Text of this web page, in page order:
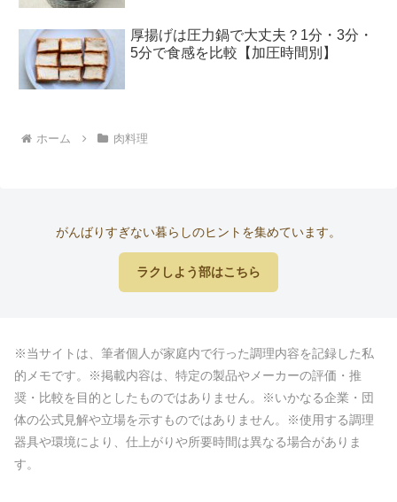
厚揚げは圧力鍋で大丈夫？1分・3分・
5分で食感を比較【加圧時間別】
ホーム 肉料理
がんばりすぎない暮らしのヒントを集めています。
ラクしよう部はこちら
※当サイトは、筆者個人が家庭内で行った調理内容を記録した私
的メモです。※掲載内容は、特定の製品やメーカーの評価・推
奨・比較を目的としたものではありません。※いかなる企業・団
体の公式見解や立場を示すものではありません。※使用する調理
器具や環境により、仕上がりや所要時間は異なる場合がありま
す。